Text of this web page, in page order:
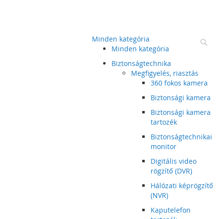
Minden kategória
Minden kategória
Biztonságtechnika
Megfigyelés, riasztás
360 fokos kamera
Biztonsági kamera
Biztonsági kamera
tartozék
Biztonságtechnikai
monitor
Digitális video
rögzítő (DVR)
Hálózati képrögzítő
(NVR)
Kaputelefon